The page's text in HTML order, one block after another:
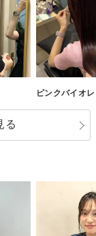
ピンクバイオ
る